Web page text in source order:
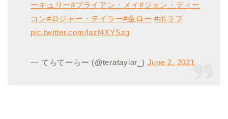
ーキュリー#ブライアン・メイ#ジョン・ディー
コン#ロジャー・テイラー#金ロー #ボラプ
pic.twitter.com/lazf4XYSzg
— てらてーらー (@terataylor_) June 2, 2021